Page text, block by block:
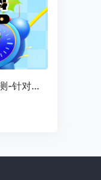
【资料】托福四科考前预测-针对当月